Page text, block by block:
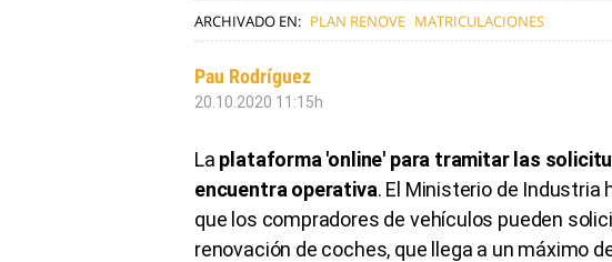
ARCHIVADO EN: PLAN RENOVE MATRICULACIONES
Pau Rodríguez
20.10.2020 11:15h
La plataforma 'online' para tramitar las
encuentra operativa. El Ministerio de Industria
que los compradores de vehículos pueden
renovación de coches, que llega a un máximo